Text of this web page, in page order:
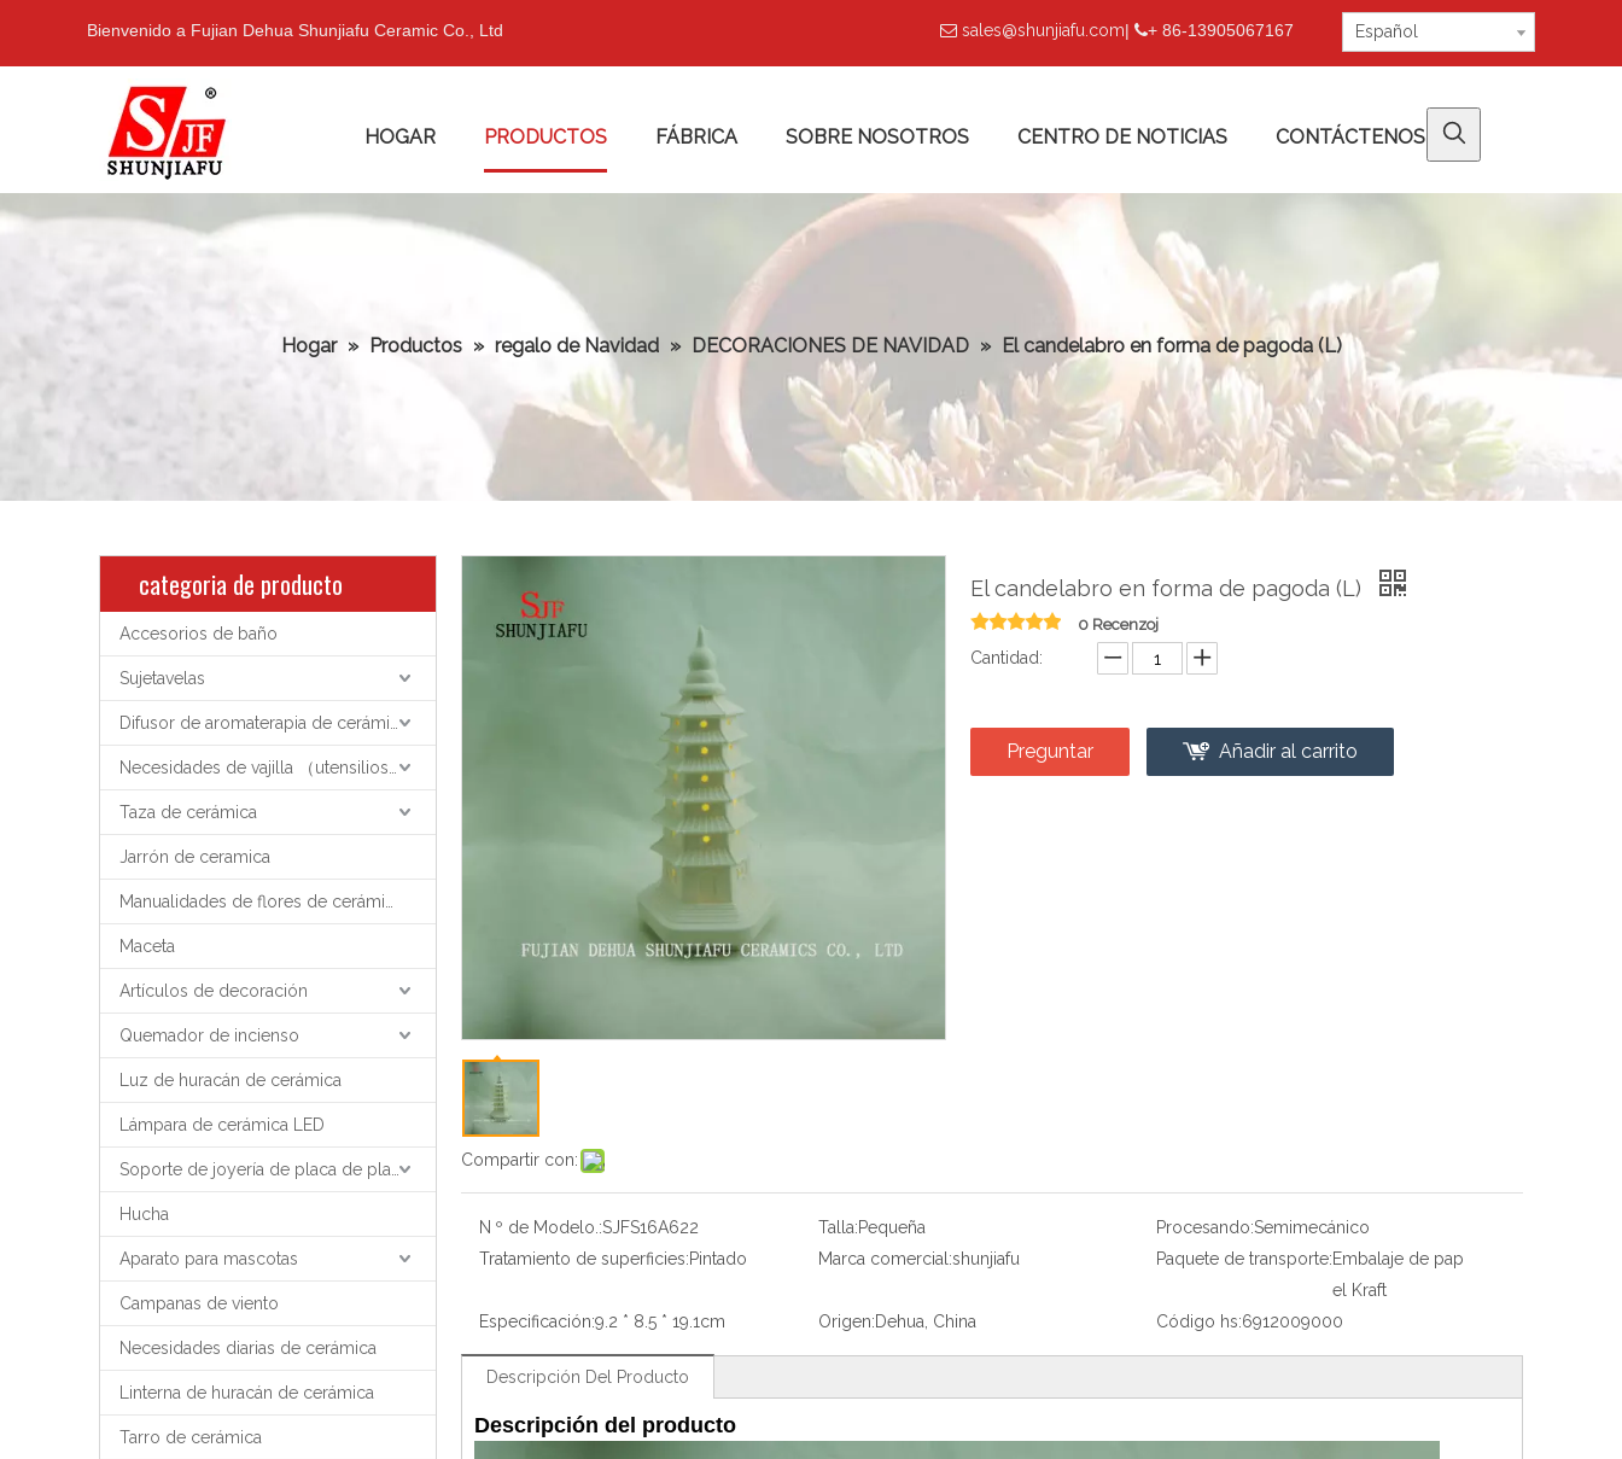
Bienvenido a Fujian Dehua Shunjiafu Ceramic Co., Ltd  sales@shunjiafu.com| + 86-13905067167 Español
HOGAR PRODUCTOS FÁBRICA SOBRE NOSOTROS CENTRO DE NOTICIAS CONTÁCTENOS
Hogar » Productos » regalo de Navidad » DECORACIONES DE NAVIDAD » El candelabro en forma de pagoda (L)
categoria de producto
Accesorios de baño
Sujetavelas
Taza de cerámica
Jarrón de ceramica
Maceta
Artículos de decoración
Quemador de incienso
Luz de huracán de cerámica
Lámpara de cerámica LED
Hucha
Aparato para mascotas
Campanas de viento
Necesidades diarias de cerámica
Linterna de huracán de cerámica
Tarro de cerámica
Compartir con:
El candelabro en forma de pagoda (L)
0 Recenzoj
Cantidad:
Preguntar Añadir al carrito
N º de Modelo.:SJFS16A622 Talla:Pequeña Procesando:Semimecánico
Tratamiento de superficies:Pintado Marca comercial:shunjiafu Paquete de transporte:Embalaje de pap
el Kraft
Especificación:9.2 * 8.5 * 19.1cm Origen:Dehua, China Código hs:6912009000
Descripción Del Producto
Descripción del producto